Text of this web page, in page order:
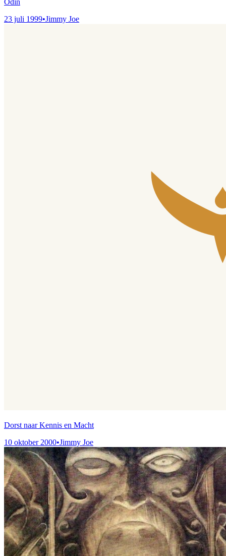
23 juli 1999•Jimmy Joe
Dorst naar Kennis en Macht
10 oktober 2000•Jimmy Joe